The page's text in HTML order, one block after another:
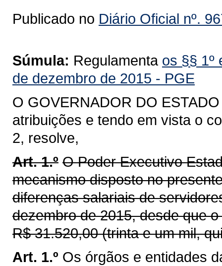
Publicado no Diário Oficial nº.
Súmula: Regulamenta os §§ 1º
de dezembro de 2015 - PGE
O GOVERNADOR DO
atribuições e tendo em vista o
2, resolve,
Art. 1.º O Poder Executivo
mecanismo disposto no
diferenças salariais de
dezembro de 2015, desde que
R$ 31.520,00 (trinta e um mil,
Art. 1.º Os órgãos e entidades